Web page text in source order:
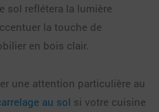
sol reflétera la lumière
la touche de
en bois clair.
une attention particulière au
au sol si votre cuisine